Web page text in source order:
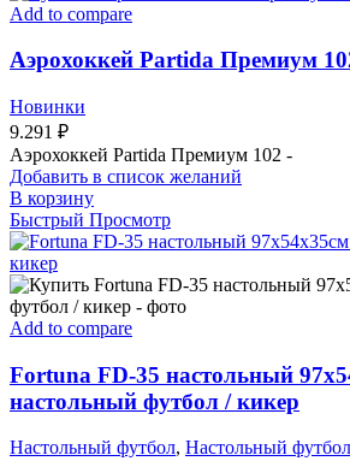
Add to compare
Аэрохоккей Partida Премиум
Новинки
9.291 ₽
Аэрохоккей Partida Премиум 102 -
Добавить в список желаний
В корзину
Быстрый Просмотр
Add to compare
Fortuna FD-35 настольный
настольный футбол / кикер
Настольный футбол, Настольный